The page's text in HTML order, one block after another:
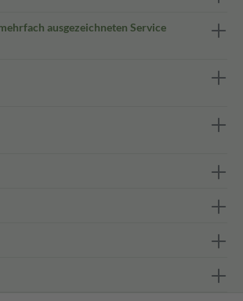
ausgezeichneten Service